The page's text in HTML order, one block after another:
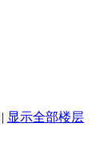
| 显示全部楼层